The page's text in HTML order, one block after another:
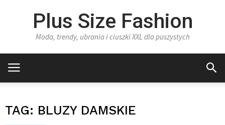
Plus Size Fashion
Moda, trendy, ubrania i ciuszki XXL dla puszystych
TAG: BLUZY DAMSKIE